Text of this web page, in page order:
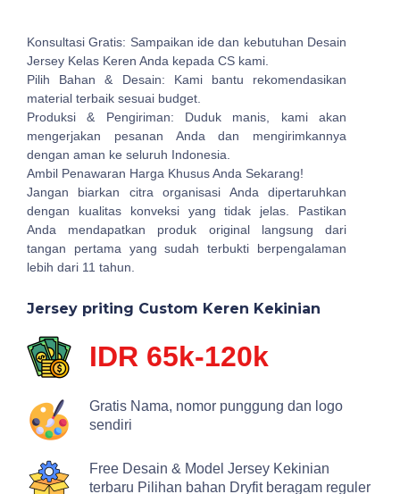
Konsultasi Gratis: Sampaikan ide dan kebutuhan Desain
Jersey Kelas Keren Anda kepada CS kami.
Pilih Bahan & Desain: Kami bantu rekomendasikan
material terbaik sesuai budget.
Produksi & Pengiriman: Duduk manis, kami akan
mengerjakan pesanan Anda dan mengirimkannya
dengan aman ke seluruh Indonesia.
Ambil Penawaran Harga Khusus Anda Sekarang!
Jangan biarkan citra organisasi Anda dipertaruhkan
dengan kualitas konveksi yang tidak jelas. Pastikan
Anda mendapatkan produk original langsung dari
tangan pertama yang sudah terbukti berpengalaman
lebih dari 11 tahun.
Jersey priting Custom Keren Kekinian
IDR 65k-120k
Gratis Nama, nomor punggung dan logo
sendiri
Free Desain & Model Jersey Kekinian
terbaru Pilihan bahan Dryfit beragam reguler